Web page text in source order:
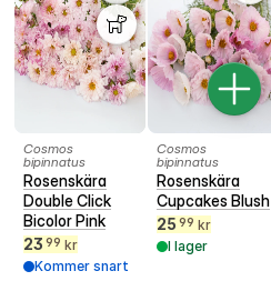
Cosmos
bipinnatus
Rosenskära
Double Click
Bicolor Pink
23 99 kr
Kommer snart
Cosmos
bipinnatus
Rosenskära
Cupcakes Blush
25 99 kr
I lager